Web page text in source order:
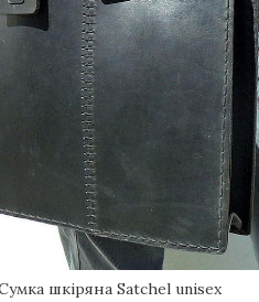
шкіряна Satchel unisex